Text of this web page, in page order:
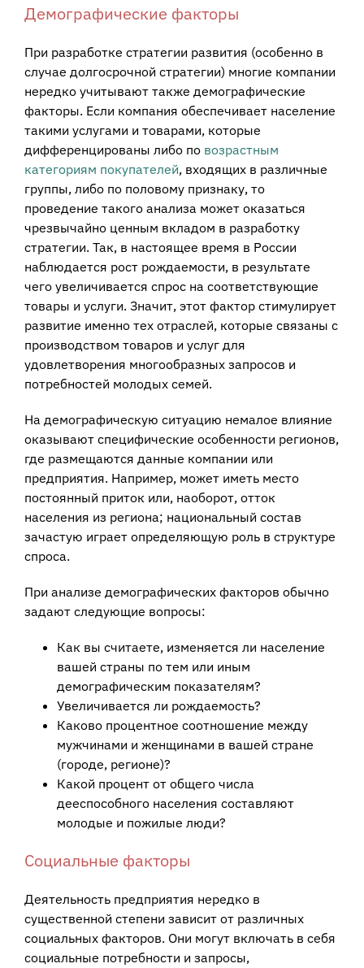
Демографические факторы
При разработке стратегии развития (особенно в
случае долгосрочной стратегии) многие компании
нередко учитывают также демографические
факторы. Если компания обеспечивает население
такими услугами и товарами, которые
дифференцированы либо по возрастным
категориям покупателей, входящих в различные
группы, либо по половому признаку, то
проведение такого анализа может оказаться
чрезвычайно ценным вкладом в разработку
стратегии. Так, в настоящее время в России
наблюдается рост рождаемости, в результате
чего увеличивается спрос на соответствующие
товары и услуги. Значит, этот фактор стимулирует
развитие именно тех отраслей, которые связаны с
производством товаров и услуг для
удовлетворения многообразных запросов и
потребностей молодых семей.
На демографическую ситуацию немалое влияние
оказывают специфические особенности регионов,
где размещаются данные компании или
предприятия. Например, может иметь место
постоянный приток или, наоборот, отток
населения из региона; национальный состав
зачастую играет определяющую роль в структуре
спроса.
При анализе демографических факторов обычно
задают следующие вопросы:
Как вы считаете, изменяется ли население
вашей страны по тем или иным
демографическим показателям?
Увеличивается ли рождаемость?
Каково процентное соотношение между
мужчинами и женщинами в вашей стране
(городе, регионе)?
Какой процент от общего числа
дееспособного населения составляют
молодые и пожилые люди?
Социальные факторы
Деятельность предприятия нередко в
существенной степени зависит от различных
социальных факторов. Они могут включать в себя
социальные потребности и запросы,